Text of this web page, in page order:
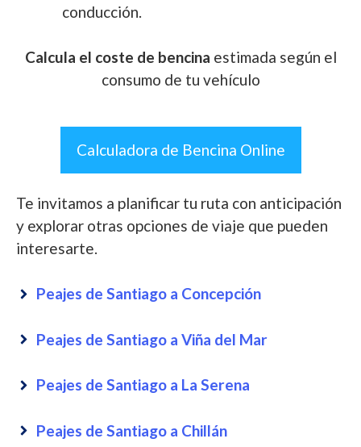
conducción.
Calcula el coste de bencina estimada según el
consumo de tu vehículo
Calculadora de Bencina Online
Te invitamos a planificar tu ruta con anticipación
y explorar otras opciones de viaje que pueden
interesarte.
Peajes de Santiago a Concepción
Peajes de Santiago a Viña del Mar
Peajes de Santiago a La Serena
Peajes de Santiago a Chillán